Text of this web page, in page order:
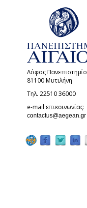
Λόφος
81100 Μυτιλήνη
Τηλ. 22510 36000
e-mail επικοινωνίας:
contactus@aegean.gr